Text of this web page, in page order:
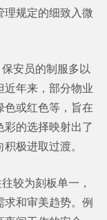
理规定的细致入微
安员的制服多以
近年来，部分物业
色或红色等，旨在
彩的选择映射出了
极进取过渡。
较为刻板单一，
和审美趋势。例